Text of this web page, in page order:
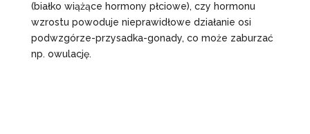
(białko wiążące hormony płciowe), czy hormonu
wzrostu powoduje nieprawidłowe działanie osi
podwzgórze-przysadka-gonady, co może zaburzać
np. owulację.